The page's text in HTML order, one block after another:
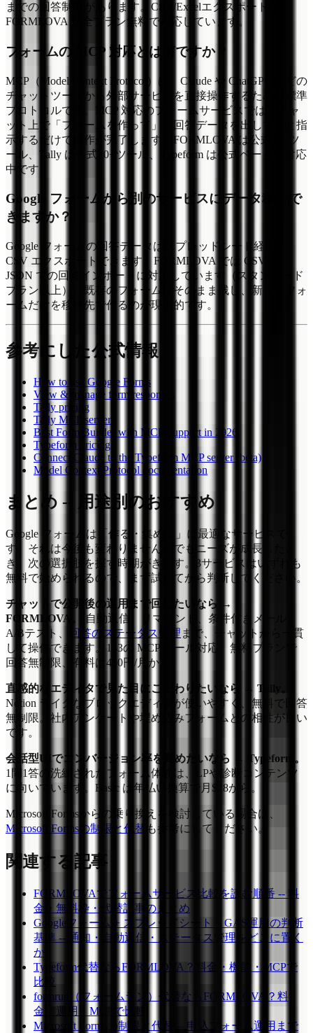
までの回答制限があります。CSV/Excelエクスポートは
FORMLOVA が全プラン無料で対応しています。
フォームの MCP 対応とは何ですか？
MCP（Model Context Protocol）は、Claude や ChatGPT などの
チャットツールから外部サービスを直接操作するための標準
プロトコルです。MCP 対応のフォームサービスでは、チャ
ット上で「フォームを作って」「回答データを出して」と指
示するだけで操作が完了します。FORMLOVA は公式143ツ
ール、Tally は公式20+ツール、Typeform は公式ベータで対応
中です。
Google フォームから別のサービスにデータ移行で
きますか？
Google フォームの回答データはスプレッドシート経由で
CSV エクスポートできます。FORMLOVA では CSV や
JSON での回答インポートに対応しています（スタンダード
プラン以上）。既存のフォームはそのまま残し、新しいフォ
ームだけを移行先で作るのが現実的です。
参考にした公式情報
How to use Google Forms
View & manage form responses
Tally pricing
Tally MCP server
Best Form Builder with MCP Support in 2026
Typeform pricing
Connect Claude to the Typeform MCP server (beta)
Model Context Protocol documentation
まとめ -- 用途別のおすすめ
Google フォームは「作る・集める」に最適なサービスで
す。それは今後も変わりません。でもニーズが成長したと
き、次の選択肢を探す時期がきます。3サービスはいずれも
無料で始められるので、まず試してから判断してください。
チャットで公開後の運用まで回したいなら →
FORMLOVA。
自動返信、リマインド、条件付きメール、
A/Bテスト、
回答のステータス管理 まで、チャットから一貫
して操作できます。143の MCP ツール対応。無料プランで
回答無制限、有料は480円/月から。
直感的なエディタで見た目にこだわりたいなら → Tally。
Notion ライクなブロックエディタが使いやすく、無料で回答
無制限。社内アンケートや埋め込みフォームとの相性が良い
です。
会話型UIでコンバージョン率を高めたいなら → Typeform。
1問1答の洗練されたフォーム体験は、LPや診断コンテンツ
に向いています。Basic は年払い換算で月$28から。
Microsoft Formsからの乗り換えを検討している場合は、
Microsoft Formsの制限と代替 も参考にしてください。
関連する記事
FORMLOVAでフォームサービス比較を読む順番 -- 料
金・無料枠・代替記事のまとめ
Googleフォーム + スプレッドシート + GAS運用の判断
基準 -- 通知・自動返信・ステータス管理をどこに置く
か
Typeform代替ならFORMLOVA？料金・機能・MCPで
比較
formrun（フォームラン）代替ならFORMLOVA？料
金・運用・MCPで比較
Microsoft Formsの制限と代替 -- 申込フォーム運用まで